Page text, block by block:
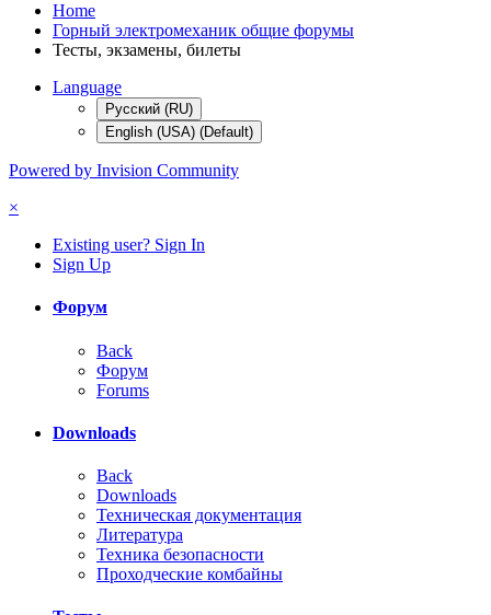
Home
Горный электромеханик общие форумы
Тесты, экзамены, билеты
Language
Русский (RU)
English (USA) (Default)
Powered by Invision Community
×
Existing user? Sign In
Sign Up
Форум
Back
Форум
Forums
Downloads
Back
Downloads
Техническая документация
Литература
Техника безопасности
Проходческие комбайны